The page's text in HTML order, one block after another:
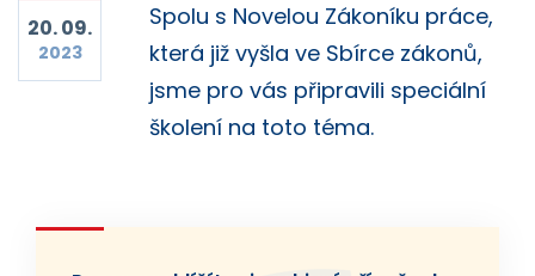
20. 09.
2023
Spolu s Novelou Zákoníku práce,
která již vyšla ve Sbírce zákonů,
jsme pro vás připravili speciální
školení na toto téma.